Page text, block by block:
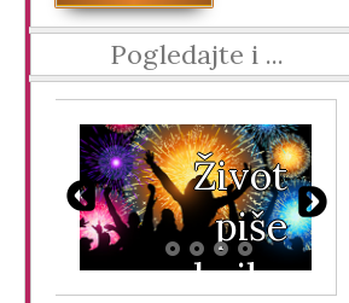
Pogledajte i ...
Život
piše
bajke